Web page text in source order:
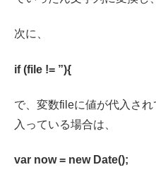
次に、
if (file != ”){
で、変数fileに値が代入さ
入っている場合は、
var now = new Date();